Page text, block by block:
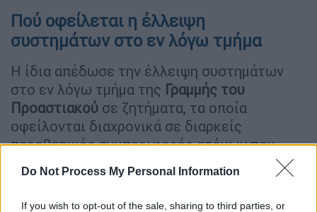
Do Not Process My Personal Information
If you wish to opt-out of the sale, sharing to third parties, or
Πού οφείλεται η έλλειψη
συστημάτων στο εν λόγω τμήμα
Η ίδια απέδωσε την έλλειψη συστημάτων
στο εν λόγω τμήμα της Γραμμής του
Προαστιακού σε ζητήματα, τα οποία
οφείλονται διαχρονικά σε διαρκείς
παραβατικές συμπεριφορές ατόμων που
δρουν στην περιοχή και εξωγενείς
παράγοντες, αναφερόμενη στους
βανδαλισμούς που κατέστησαν ανενεργά και